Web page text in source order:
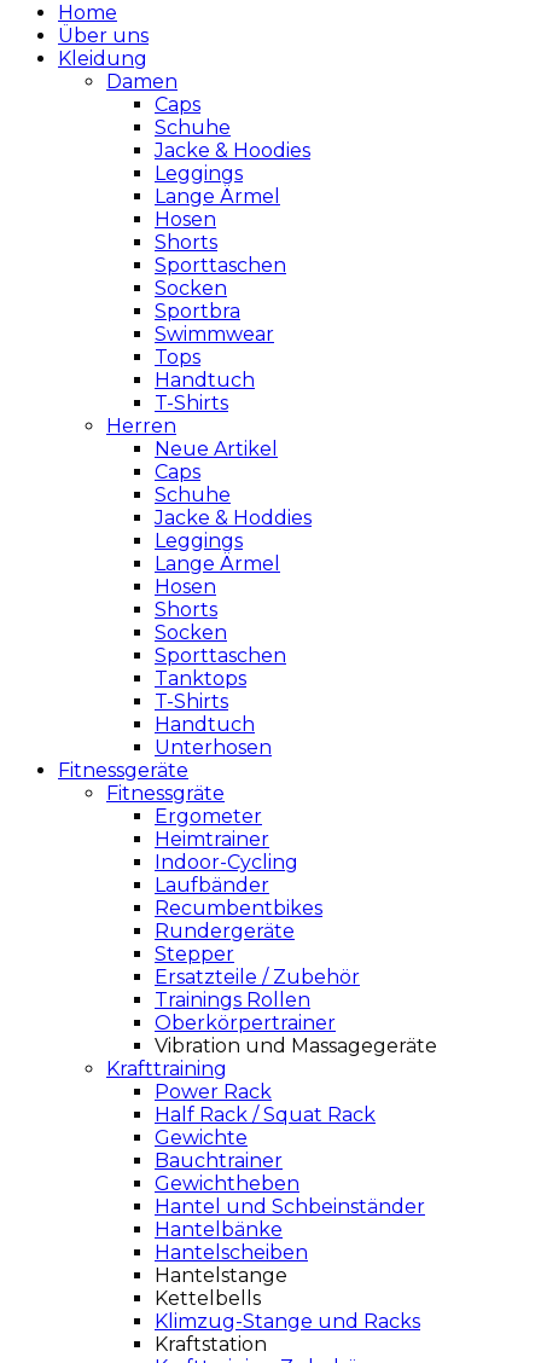
Home
Über uns
Kleidung
Damen
Caps
Schuhe
Jacke & Hoodies
Leggings
Lange Ärmel
Hosen
Shorts
Sporttaschen
Socken
Sportbra
Swimmwear
Tops
Handtuch
T-Shirts
Herren
Neue Artikel
Caps
Schuhe
Jacke & Hoddies
Leggings
Lange Ärmel
Hosen
Shorts
Socken
Sporttaschen
Tanktops
T-Shirts
Handtuch
Unterhosen
Fitnessgeräte
Fitnessgräte
Ergometer
Heimtrainer
Indoor-Cycling
Laufbänder
Recumbentbikes
Rundergeräte
Stepper
Ersatzteile / Zubehör
Trainings Rollen
Oberkörpertrainer
Vibration und Massagegeräte
Krafttraining
Power Rack
Half Rack / Squat Rack
Gewichte
Bauchtrainer
Gewichtheben
Hantel und Schbeinständer
Hantelbänke
Hantelscheiben
Hantelstange
Kettelbells
Klimzug-Stange und Racks
Kraftstation